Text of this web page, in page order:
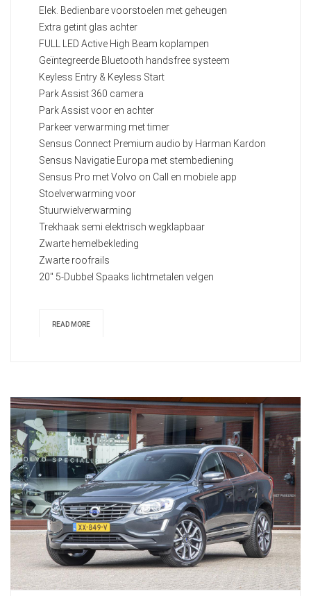
Elek. Bedienbare voorstoelen met geheugen
Extra getint glas achter
FULL LED Active High Beam koplampen
Geïntegreerde Bluetooth handsfree systeem
Keyless Entry & Keyless Start
Park Assist 360 camera
Park Assist voor en achter
Parkeer verwarming met timer
Sensus Connect Premium audio by Harman Kardon
Sensus Navigatie Europa met stembediening
Sensus Pro met Volvo on Call en mobiele app
Stoelverwarming voor
Stuurwielverwarming
Trekhaak semi elektrisch wegklapbaar
Zwarte hemelbekleding
Zwarte roofrails
20" 5-Dubbel Spaaks lichtmetalen velgen
READ MORE